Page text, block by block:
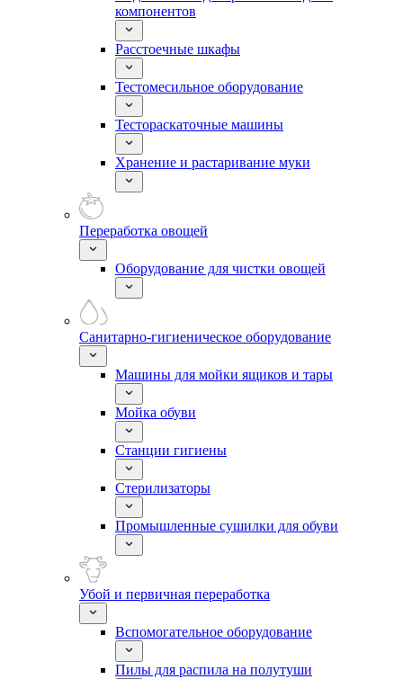
компонентов
Расстоечные шкафы
Тестомесильное оборудование
Тестораскаточные машины
Хранение и растаривание муки
Переработка овощей
Оборудование для чистки овощей
Санитарно-гигиеническое оборудование
Машины для мойки ящиков и тары
Мойка обуви
Станции гигиены
Стерилизаторы
Промышленные сушилки для обуви
Убой и первичная переработка
Вспомогательное оборудование
Пилы для распила на полутуши